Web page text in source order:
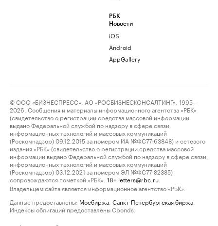
РБК
Новости
iOS
Android
AppGallery
© ООО «БИЗНЕСПРЕСС», АО «РОСБИЗНЕСКОНСАЛТИНГ», 1995–
2026. Сообщения и материалы информационного агентства «РБК»
(свидетельство о регистрации средства массовой информации
выдано Федеральной службой по надзору в сфере связи,
информационных технологий и массовых коммуникаций
(Роскомнадзор) 09.12.2015 за номером ИА №ФС77-63848) и сетевого
издания «РБК» (свидетельство о регистрации средства массовой
информации выдано Федеральной службой по надзору в сфере связи,
информационных технологий и массовых коммуникаций
(Роскомнадзор) 03.12.2021 за номером ЭЛ №ФС77-82385)
сопровождаются пометкой «РБК».
18+ letters@rbc.ru
Владельцем сайта является информационное агентство «РБК».
Данные предоставлены: Мосбиржа Санкт-Петербургская биржа
Индексы облигаций предоставлены Cbonds.